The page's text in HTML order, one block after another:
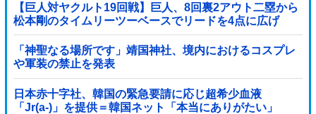
【巨人対ヤクルト19回戦】巨人、8回裏2アウト二塁から
松本剛のタイムリーツーベースでリードを4点に広げ
る！！！！！！！！他
「神聖なる場所です」靖国神社、境内におけるコスプレ
や軍装の禁止を発表
日本赤十字社、韓国の緊急要請に応じ超希少血液
「Jr(a-)」を提供＝韓国ネット「本当にありがたい」